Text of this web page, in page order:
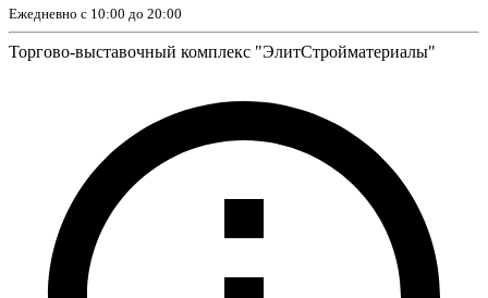
Ежедневно с 10:00 до 20:00
Торгово-выставочный комплекс "ЭлитСтройматериалы"